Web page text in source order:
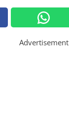
Advertisement